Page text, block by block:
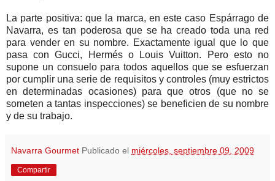
La parte positiva: que la marca, en este caso Espárrago de
Navarra, es tan poderosa que se ha creado toda una red
para vender en su nombre. Exactamente igual que lo que
pasa con Gucci, Hermés o Louis Vuitton. Pero esto no
supone un consuelo para todos aquellos que se esfuerzan
por cumplir una serie de requisitos y controles (muy estrictos
en determinadas ocasiones) para que otros (que no se
someten a tantas inspecciones) se beneficien de su nombre
y de su trabajo.
Navarra Gourmet Publicado el miércoles, septiembre 09, 2009
Compartir